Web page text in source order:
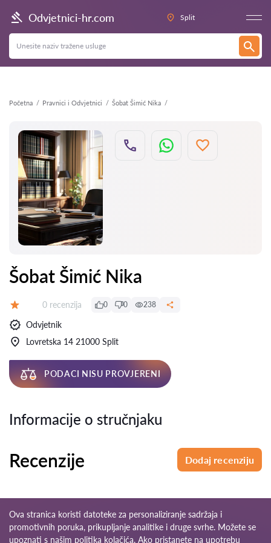
Odvjetnici-hr.com Split
Početna Pravnici i Odvjetnici Šobat Šimić Nika
Natrag
Šobat Šimić Nika
Recenzija:
0 recenzija 0 0 238
Odvjetnik
Lovretska 14 21000 Split
PODACI NISU PROVJERENI
Informacije o stručnjaku
Recenzije Dodaj recenziju
Ova stranica koristi datoteke za personaliziranje sadržaja i
promotivnih poruka, prikupljanje analitike i druge svrhe. Možete se
upoznati s našim politika kolačića. Ako pristanete na upotrebu